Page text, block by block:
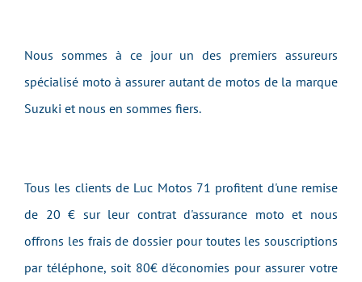
Nous sommes à ce jour un des premiers assureurs
spécialisé moto à assurer autant de motos de la marque
Suzuki et nous en sommes fiers.
Tous les clients de Luc Motos 71 profitent d'une remise
de 20 € sur leur contrat d'assurance moto et nous
offrons les frais de dossier pour toutes les souscriptions
par téléphone, soit 80€ d'économies pour assurer votre